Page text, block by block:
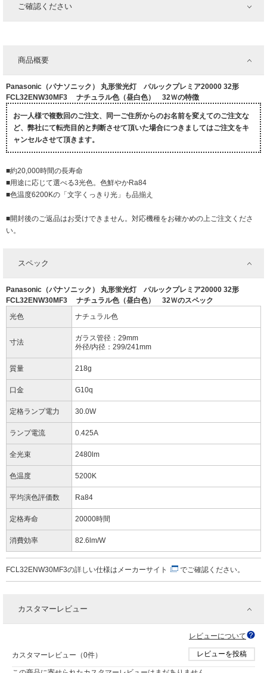
ご確認ください
商品概要
Panasonic（パナソニック） 丸形蛍光灯 パルックプレミア20000 32形
FCL32ENW30MF3 ナチュラル色（昼白色） 32Ｗの特徴
お一人様で複数回のご注文、同一ご住所からのお名前を変えてのご注文な
ど、弊社にて転売目的と判断させて頂いた場合につきましてはご注文をキ
ャンセルさせて頂きます。
■約20,000時間の長寿命
■用途に応じて選べる3光色。色鮮やかRa84
■色温度6200Kの「文字くっきり光」も品揃え
■開封後のご返品はお受けできません。対応機種をお確かめの上ご注文くださ
い。
スペック
Panasonic（パナソニック） 丸形蛍光灯 パルックプレミア20000 32形
FCL32ENW30MF3 ナチュラル色（昼白色） 32Ｗのスペック
光色
ナチュラル色
寸法
ガラス管径：29mm
外径/内径：299/241mm
質量 218g
口金 G10q
定格ランプ電力 30.0W
ランプ電流 0.425A
全光束 2480lm
色温度 5200K
平均演色評価数 Ra84
定格寿命 20000時間
消費効率 82.6lm/W
FCL32ENW30MF3の詳しい仕様は メーカーサイト でご確認ください。
カスタマーレビュー
レビューについて
カスタマーレビュー（0件） レビューを投稿